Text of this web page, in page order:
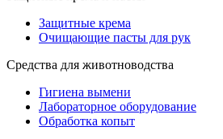
Защитные крема
Очищающие пасты для рук
Средства для животноводства
Гигиена вымени
Лабораторное оборудование
Обработка копыт